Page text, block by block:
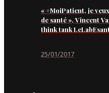
« #MoiPatient, je
de santé », Vincent
think tank
25/01/2017